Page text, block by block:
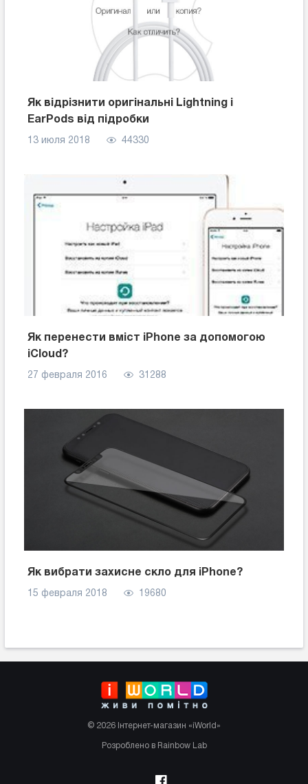
Як відрізнити оригінальні Lightning і
EarPods від підробки
13 июля 2018 44330
Як перенести вміст iPhone за допомогою
iCloud?
27 февраля 2016 31288
Як вибрати захисне скло для iPhone?
15 февраля 2018 19680
© 2026 Інтернет-магазин «iWorld»
Розроблено в Rainbow Lab